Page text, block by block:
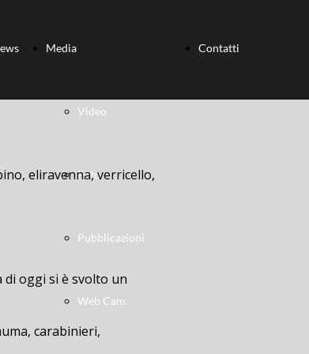
Media
Video
Foto
Pubblicazioni
Web Cam
Contatti
eliravenna, verricello,
di oggi si è svolto un
carabinieri,